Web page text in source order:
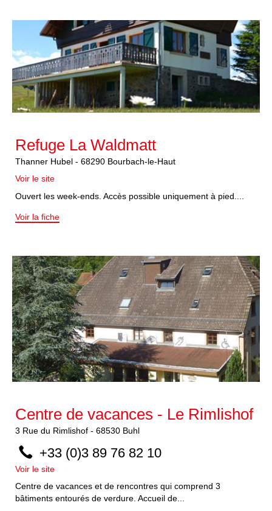
Refuge La Waldmatt
Thanner Hubel - 68290 Bourbach-le-Haut
Voir le site
Ouvert les week-ends. Accès possible uniquement à pied....
Voir la fiche
Centre de vacances - Le Rimlishof
3 Rue du Rimlishof - 68530 Buhl
+33 (0)3 89 76 82 10
Voir le site
Centre de vacances et de rencontres qui comprend 3
bâtiments entourés de verdure. Accueil de...